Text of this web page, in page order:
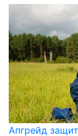
Апгрейд